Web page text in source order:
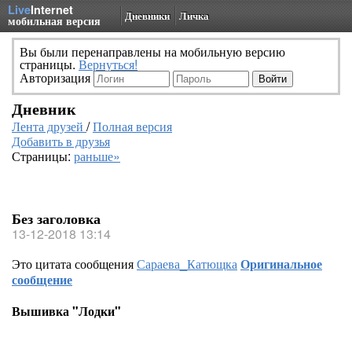
LiveInternet
мобильная версия Дневники Личка
Вы были перенаправлены на мобильную версию
страницы. Вернуться!
Авторизация
Дневник
Лента друзей /Полная версия
Добавить в друзья
Страницы: раньше»
Без заголовка
13-12-2018 13:14
Это цитата сообщенияСараева_КатющкаОригинальное
сообщение
Вышивка "Лодки"